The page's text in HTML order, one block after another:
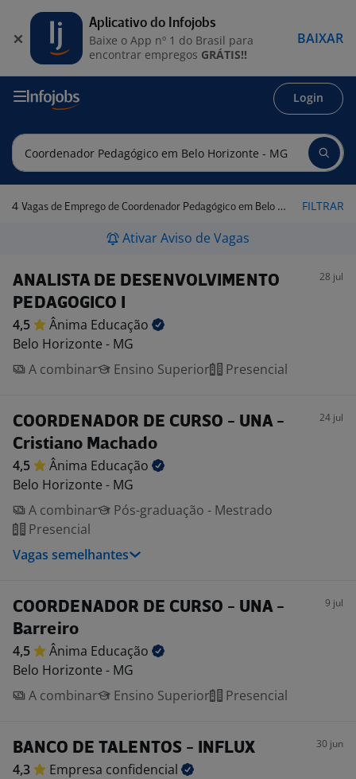
Login
4 Vagas de Emprego de Coordenador Pedagógico em Belo Horizonte - MG FILTRAR
Ativar Aviso de Vagas
ANALISTA DE DESENVOLVIMENTO
PEDAGOGICO I
28 jul
4,5 Ânima Educação
Belo Horizonte - MG
A combinar
Ensino Superior Presencial
COORDENADOR DE CURSO - UNA -
Cristiano Machado
24 jul
4,5 Ânima Educação
Belo Horizonte - MG
A combinar
Pós-graduação - Mestrado
Presencial
Vagas semelhantes
COORDENADOR DE CURSO - UNA -
Barreiro
9 jul
4,5 Ânima Educação
Belo Horizonte - MG
A combinar
Ensino Superior Presencial
BANCO DE TALENTOS - INFLUX 30 jun
4,3 Empresa confidencial
Aplicativo do Infojobs
Baixe o App nº 1 do Brasil para
encontrar empregos GRÁTIS!!
BAIXAR